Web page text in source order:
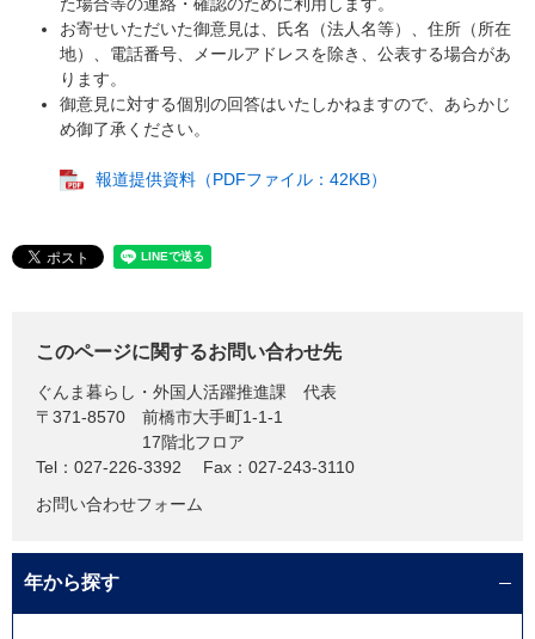
お寄せいただいた御意見は、氏名（法人名等）、住所（所在
地）、電話番号、メールアドレスを除き、公表する場合があ
ります。
御意見に対する個別の回答はいたしかねますので、あらかじ
め御了承ください。
報道提供資料（PDFファイル：42KB）
このページに関するお問い合わせ先
ぐんま暮らし・外国人活躍推進課
代表
〒371-8570
前橋市大手町1-1-1
17階北フロア
Tel：027-226-3392
Fax：027-243-3110
お問い合わせフォーム
年から探す